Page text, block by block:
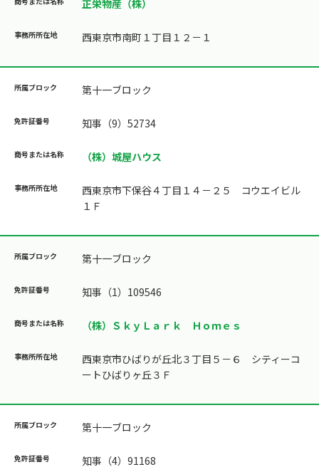
正栄物産（株）
西東京市南町１丁目１２－１
第十一ブロック
知事（9）52734
（株）城屋ハウス
西東京市下保谷４丁目１４－２５ コウエイビル
１Ｆ
第十一ブロック
知事（1）109546
（株）ＳｋｙＬａｒｋ Ｈｏｍｅｓ
西東京市ひばりが丘北３丁目５－６ シティーコ
ートひばりヶ丘３Ｆ
第十一ブロック
知事（4）91168